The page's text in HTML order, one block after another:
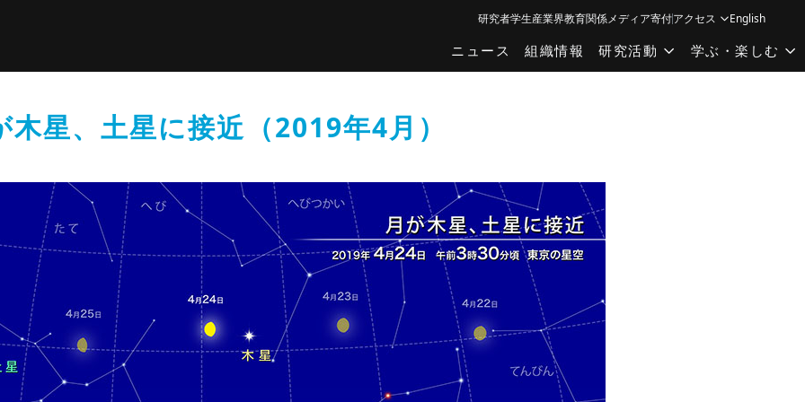
ニュース 組織情報 研究活動 学ぶ・楽しむ
研究者学生産業界教育関係メディア寄付アクセス English
木星、土星に接近（2019年4月）